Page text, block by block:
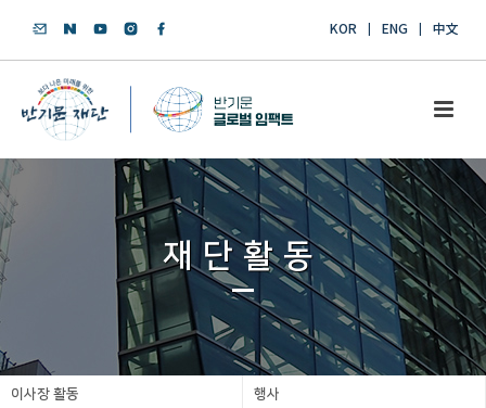
KOR ENG 中文
재단활동
이사장 활동 행사